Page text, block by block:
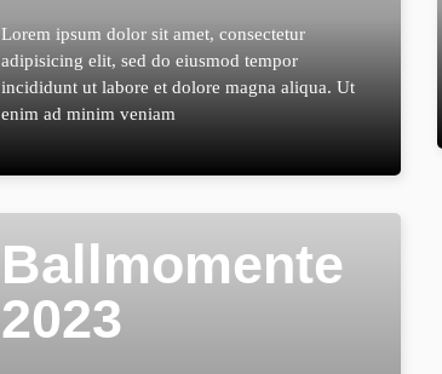
Lorem ipsum dolor sit amet, consectetur
adipisicing elit, sed do eiusmod tempor
incididunt ut labore et dolore magna aliqua. Ut
enim ad minim veniam
Ballmomente
2023